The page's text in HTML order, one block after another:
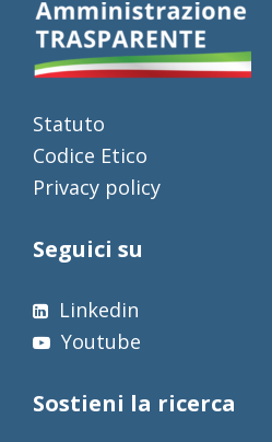
Statuto
Codice Etico
Privacy policy
Seguici su
Linkedin
Youtube
Sostieni la ricerca